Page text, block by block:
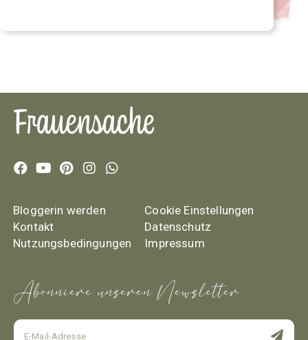
Bloggerin werden
Kontakt
Nutzungsbedingungen
Cookie Einstellungen
Datenschutz
Impressum
Abonniere unseren Newsletter